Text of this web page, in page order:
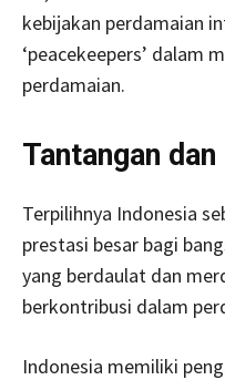
kebijakan perdamaian
‘peacekeepers’ dalam
perdamaian.
Tantangan
Terpilihnya Indonesia
prestasi besar bagi
yang berdaulat dan
berkontribusi dalam
Indonesia memiliki